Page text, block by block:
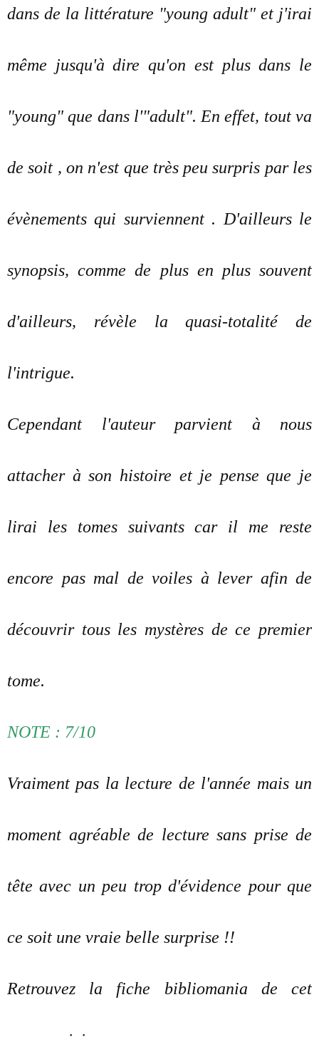
dans de la littérature "young adult" et j'irai
même jusqu'à dire qu'on est plus dans le
"young" que dans l'"adult". En effet, tout va
de soit , on n'est que très peu surpris par les
évènements qui surviennent . D'ailleurs le
synopsis, comme de plus en plus souvent
d'ailleurs, révèle la quasi-totalité de
l'intrigue.
Cependant l'auteur parvient à nous
attacher à son histoire et je pense que je
lirai les tomes suivants car il me reste
encore pas mal de voiles à lever afin de
découvrir tous les mystères de ce premier
tome.
NOTE : 7/10
Vraiment pas la lecture de l'année mais un
moment agréable de lecture sans prise de
tête avec un peu trop d'évidence pour que
ce soit une vraie belle surprise !!
Retrouvez la fiche bibliomania de cet